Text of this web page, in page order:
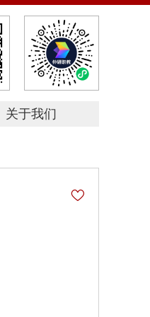
关于我们